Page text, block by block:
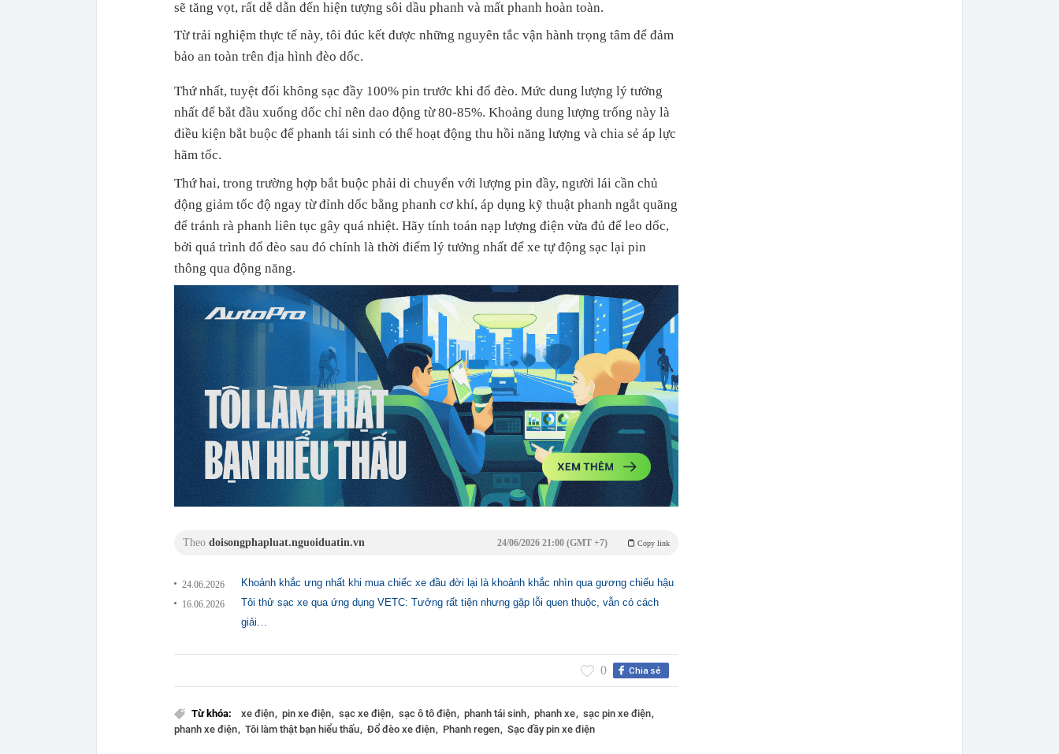
sẽ tăng vọt, rất dễ dẫn đến hiện tượng sôi dầu phanh và mất phanh hoàn toàn.
Từ trải nghiệm thực tế này, tôi đúc kết được những nguyên tắc vận hành trọng tâm để đảm
bảo an toàn trên địa hình đèo dốc.
Thứ nhất, tuyệt đối không sạc đầy 100% pin trước khi đổ đèo. Mức dung lượng lý tưởng
nhất để bắt đầu xuống dốc chỉ nên dao động từ 80-85%. Khoảng dung lượng trống này là
điều kiện bắt buộc để phanh tái sinh có thể hoạt động thu hồi năng lượng và chia sẻ áp lực
hãm tốc.
Thứ hai, trong trường hợp bắt buộc phải di chuyển với lượng pin đầy, người lái cần chủ
động giảm tốc độ ngay từ đỉnh dốc bằng phanh cơ khí, áp dụng kỹ thuật phanh ngắt quãng
để tránh rà phanh liên tục gây quá nhiệt. Hãy tính toán nạp lượng điện vừa đủ để leo dốc,
bởi quá trình đổ đèo sau đó chính là thời điểm lý tưởng nhất để xe tự động sạc lại pin
thông qua động năng.
Theo doisongphapluat.nguoiduatin.vn Copy link
24/06/2026 21:00 (GMT +7)
24.06.2026 Khoảnh khắc ưng nhất khi mua chiếc xe đầu đời lại là khoảnh khắc nhìn qua gương chiếu hậu
16.06.2026
Tôi thử sạc xe qua ứng dụng VETC: Tưởng rất tiện nhưng gặp lỗi quen thuộc, vẫn có cách
giải…
Chia sẻ
0
Từ khóa: xe điện pin xe điện sạc xe điện sạc ô tô điện phanh tái sinh phanh xe sạc pin xe điện
phanh xe điện Tôi làm thật bạn hiểu thấu Đổ đèo xe điện Phanh regen Sạc đầy pin xe điện